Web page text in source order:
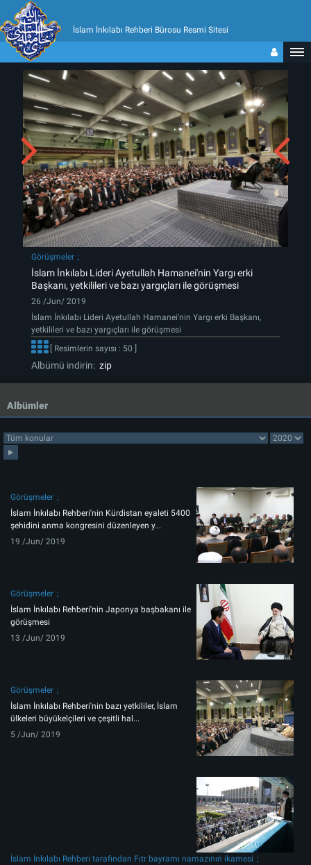
İslam İnkılabı Rehberi Bürosu Resmi Sitesi
Görüşmeler
İslam İnkılabı Lideri Ayetullah Hamanei'nin Yargı erki
Başkanı, yetkilileri ve bazı yargıçları ile görüşmesi
26 /Jun/ 2019
İslam İnkılabı Lideri Ayetullah Hamanei'nin Yargı erki Başkanı,
yetkilileri ve bazı yargıçları ile görüşmesi
[ Resimlerin sayısı : 50 ]
Albümü indirin: zip
Albümler
Görüşmeler
İslam İnkılabı Rehberi'nin Kürdistan eyaleti 5400
şehidini anma kongresini düzenleyen y...
19 /Jun/ 2019
Görüşmeler
İslam İnkılabı Rehberi'nin Japonya başbakanı ile
görüşmesi
13 /Jun/ 2019
Görüşmeler
İslam İnkılabı Rehberi'nin bazı yetkililer, İslam
ülkeleri büyükelçileri ve çeşitli hal...
5 /Jun/ 2019
İslam İnkılabı Rehberi tarafından Fıtr bayramı namazının ikamesi